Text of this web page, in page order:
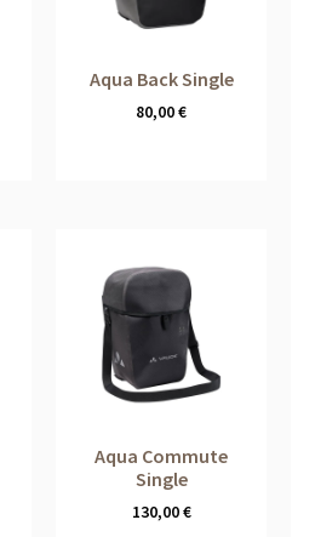
Aqua Back Single
80,00€
Aqua Commute
Single
130,00€